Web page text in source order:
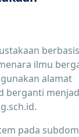
ilmu
alamat
berganti
pada